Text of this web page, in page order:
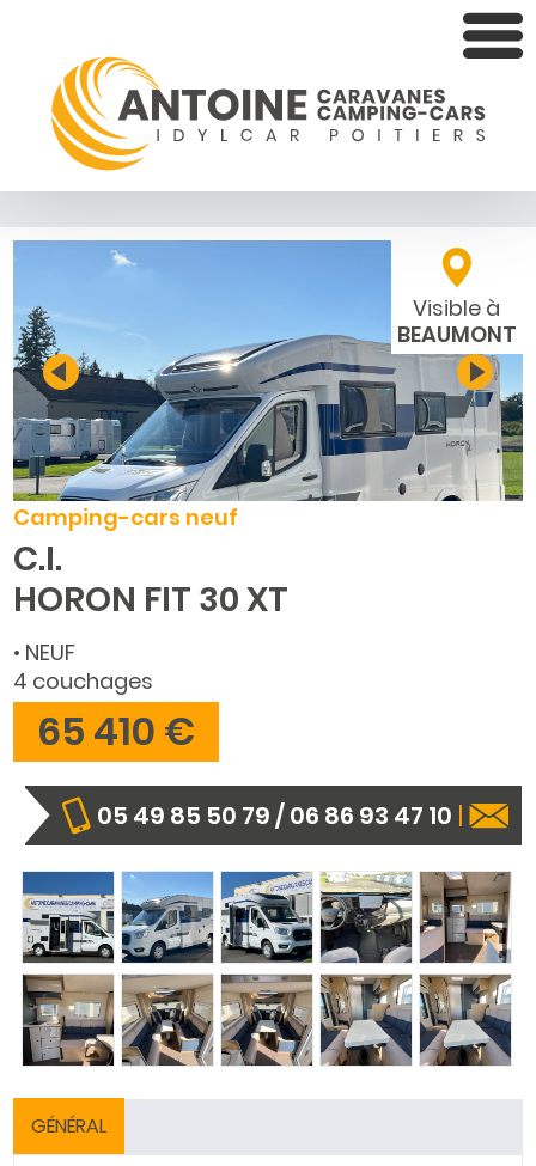
Camping-cars neuf
C.I.
HORON FIT 30 XT
Visible à
BEAUMONT
• NEUF
4 couchages
65 410 €
05 49 85 50 79 / 06 86 93 47 10 |
GÉNÉRAL